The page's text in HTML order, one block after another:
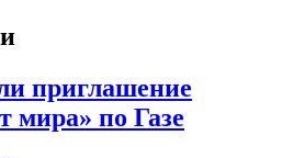
приглашение
мира» по Газе